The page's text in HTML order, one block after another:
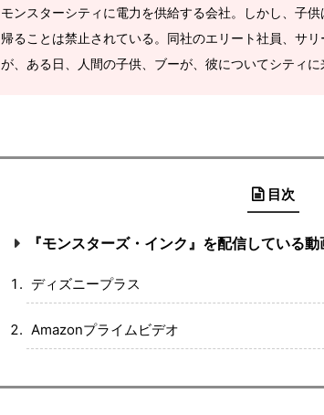
モンスターシティに電力を供給する会社。しかし、子
帰ることは禁止されている。同社のエリート社員、サ
が、ある日、人間の子供、ブーが、彼についてシティに
目次
『モンスターズ・インク』を配信している
ディズニープラス
Amazonプライムビデオ